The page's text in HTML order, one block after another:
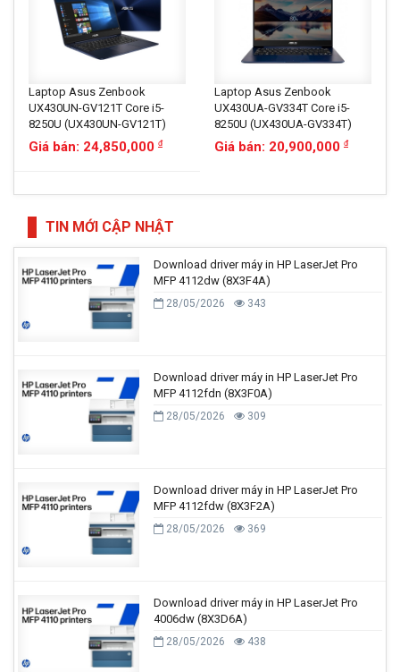
Laptop Asus Zenbook
UX430UN-GV121T Core i5-
8250U (UX430UN-GV121T)
Giá bán: 24,850,000 đ
Laptop Asus Zenbook
UX430UA-GV334T Core i5-
8250U (UX430UA-GV334T)
Giá bán: 20,900,000 đ
TIN MỚI CẬP NHẬT
Download driver máy in HP LaserJet Pro
MFP 4112dw (8X3F4A)
28/05/2026 343
Download driver máy in HP LaserJet Pro
MFP 4112fdn (8X3F0A)
28/05/2026 309
Download driver máy in HP LaserJet Pro
MFP 4112fdw (8X3F2A)
28/05/2026 369
Download driver máy in HP LaserJet Pro
4006dw (8X3D6A)
28/05/2026 438